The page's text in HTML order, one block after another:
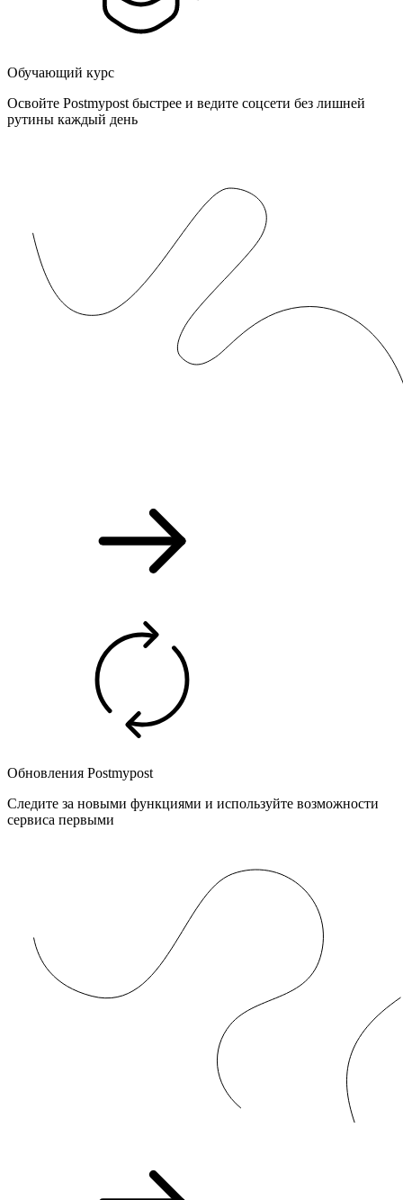
Обучающий курс
Освойте Postmypost быстрее и ведите соцсети без лишней
рутины каждый день
Обновления Postmypost
Следите за новыми функциями и используйте возможности
сервиса первыми